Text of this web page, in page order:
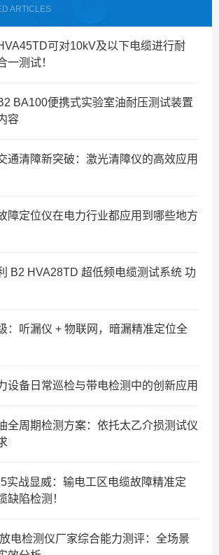
ARTICLES
可对10kV及以下电缆进行耐
一测试！
BA100便携式实验室油耐压测试装置
容
通清障新突破：激光清障仪的高效应用
障定位仪在电力行业都应用到哪些地方
B2 HVA28TD 超低频电缆测试系统 功
：听漏仪 + 物联网，暗漏精准定位全
设备日常巡检与带电检测中的创新应用
全周期检测方案：依托太乙介损测试仪
实战显威：输电工区电缆故障精准定
缺陷检测！
电检测仪厂家综合能力测评：全场景